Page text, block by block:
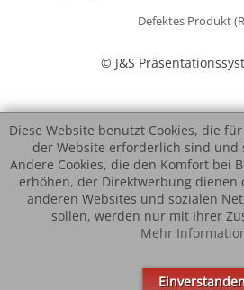
Defektes Produkt
© J&S
Diese Website benutzt Cookies, die
der Website erforderlich sind und
Andere Cookies, die den Komfort bei
erhöhen, der Direktwerbung
anderen Websites und sozialen
sollen, werden nur mit Ihrer
Mehr